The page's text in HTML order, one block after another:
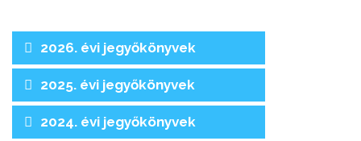
2026. évi jegyőkönyvek
2025. évi jegyőkönyvek
2024. évi jegyőkönyvek